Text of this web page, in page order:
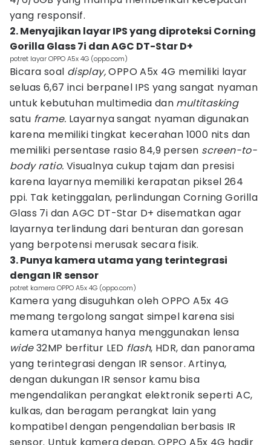
yang responsif.
2. Menyajikan layar IPS yang diproteksi Corning
Gorilla Glass 7i dan AGC DT-Star D+
potret layar OPPO A5x 4G (oppo.com)
Bicara soal display,OPPO A5x 4G memiliki layar
seluas 6,67 inci berpanel IPS yang sangat nyaman
untuk kebutuhan multimedia dan multitasking
satu frame. Layarnya sangat nyaman digunakan
karena memiliki tingkat kecerahan 1000 nits dan
memiliki persentase rasio 84,9 persen screen-to-
body ratio. Visualnya cukup tajam dan presisi
karena layarnya memiliki kerapatan piksel 264
ppi. Tak ketinggalan, perlindungan Corning Gorilla
Glass 7i dan AGC DT-Star D+ disematkan agar
layarnya terlindung dari benturan dan goresan
yang berpotensi merusak secara fisik.
3. Punya kamera utama yang terintegrasi
dengan IR sensor
potret kamera OPPO A5x 4G (oppo.com)
Kamera yang disuguhkan oleh OPPO A5x 4G
memang tergolong sangat simpel karena sisi
kamera utamanya hanya menggunakan lensa
wide32MP berfitur LED flash, HDR, dan panorama
yang terintegrasi dengan IR sensor. Artinya,
dengan dukungan IR sensor kamu bisa
mengendalikan perangkat elektronik seperti AC,
kulkas, dan beragam perangkat lain yang
kompatibel dengan pengendalian berbasis IR